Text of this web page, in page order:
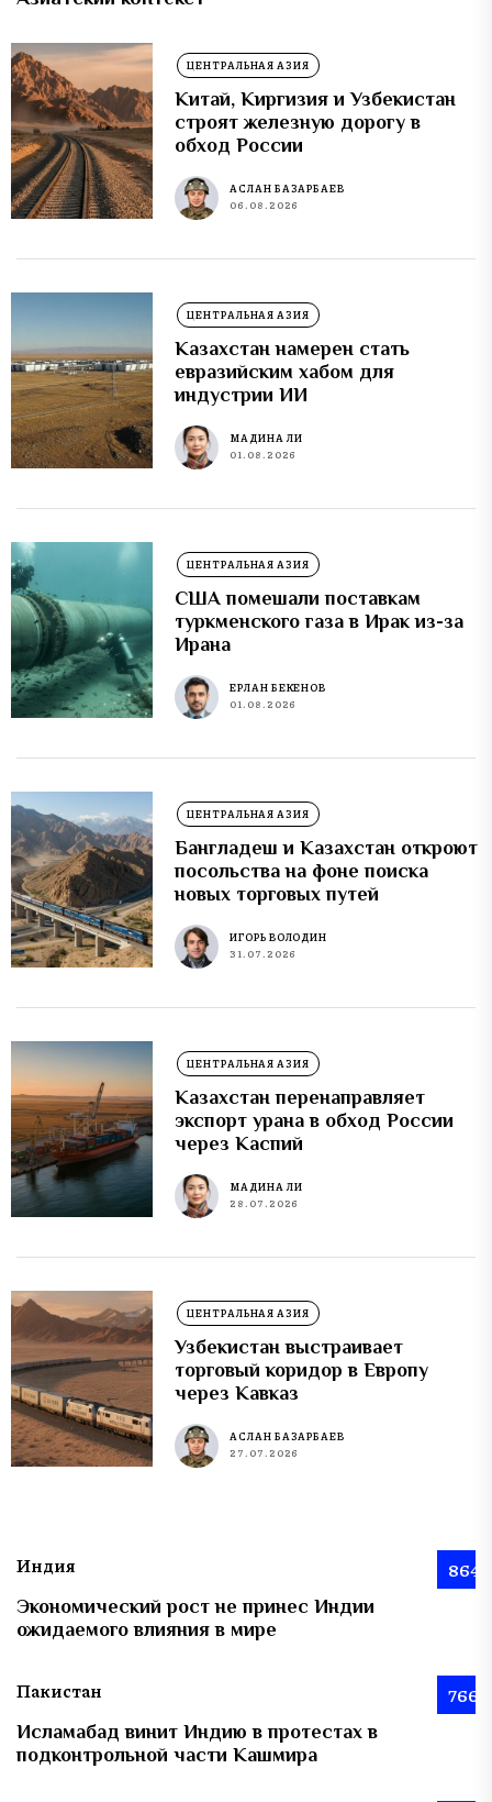
ЦЕНТРАЛЬНАЯ АЗИЯ
Китай, Киргизия и Узбекистан
строят железную дорогу в
обход России
АСЛАН БАЗАРБАЕВ
06.08.2026
ЦЕНТРАЛЬНАЯ АЗИЯ
Казахстан намерен стать
евразийским хабом для
индустрии ИИ
МАДИНА ЛИ
01.08.2026
ЦЕНТРАЛЬНАЯ АЗИЯ
США помешали поставкам
туркменского газа в Ирак из-за
Ирана
ЕРЛАН БЕКЕНОВ
01.08.2026
ЦЕНТРАЛЬНАЯ АЗИЯ
Бангладеш и Казахстан откроют
посольства на фоне поиска
новых торговых путей
ИГОРЬ ВОЛОДИН
31.07.2026
ЦЕНТРАЛЬНАЯ АЗИЯ
Казахстан перенаправляет
экспорт урана в обход России
через Каспий
МАДИНА ЛИ
28.07.2026
ЦЕНТРАЛЬНАЯ АЗИЯ
Узбекистан выстраивает
торговый коридор в Европу
через Кавказ
АСЛАН БАЗАРБАЕВ
27.07.2026
Индия 864
Экономический рост не принес Индии
ожидаемого влияния в мире
Пакистан 766
Исламабад винит Индию в протестах в
подконтрольной части Кашмира